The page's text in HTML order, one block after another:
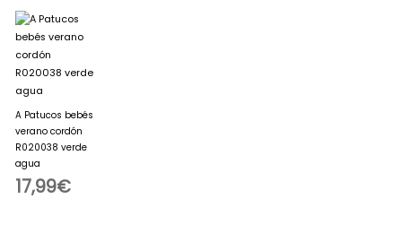
A Patucos bebés
verano cordón
R020038 verde
agua
17,99€